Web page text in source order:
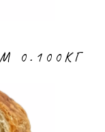
0.100КГ